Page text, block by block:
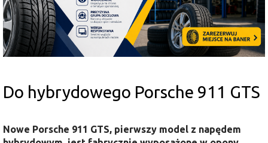
Do hybrydowego Porsche 911 GTS
Nowe Porsche 911 GTS, pierwszy model z napędem